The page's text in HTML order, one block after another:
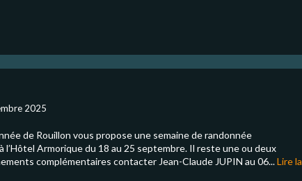
2025
de Rouillon vous propose une semaine de randonnée
l’Hôtel Armorique du 18 au 25 septembre. Il reste une ou deux
complémentaires contacter Jean-Claude JUPIN au 06...Lire la